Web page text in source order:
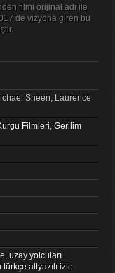
filmi orijinal adı ile
de vizyona giren bu
Sheen, Laurence
Filmleri, Gerilim
, uzay yolcuları
altyazılı izle